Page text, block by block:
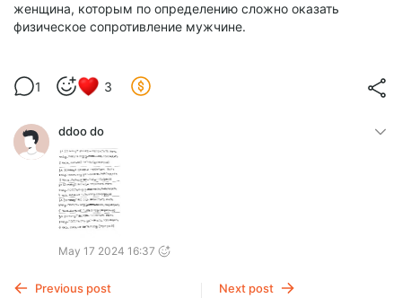
женщина, которым по определению сложно оказать
физическое сопротивление мужчине.
1 3
ddoo do
May 17 2024 16:37
Previous post Next post